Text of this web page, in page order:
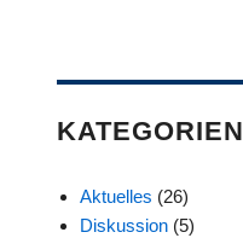
KATEGORIEN
Aktuelles (26)
Diskussion(5)